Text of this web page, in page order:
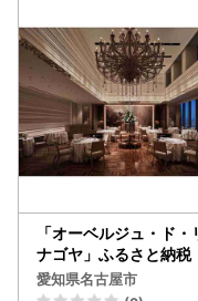
「オーベルジュ・ド・
ナゴヤ」ふるさと納
ィナーコース 1名様
愛知県名古屋市